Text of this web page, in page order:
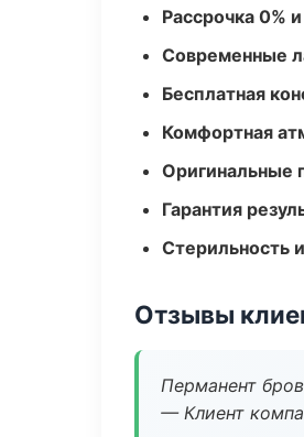
Рассрочка 0%
Современные
Бесплатная
Комфортная
Оригинальные
Гарантия
Стерильность
Отзывы
Перманент
— Клиент